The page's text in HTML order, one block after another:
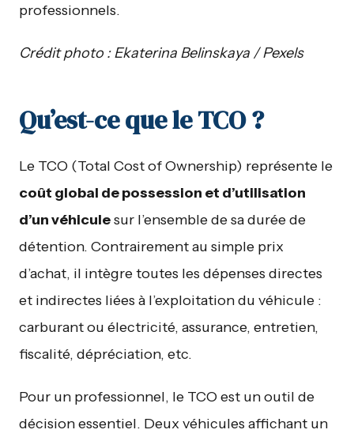
professionnels.
Crédit photo : Ekaterina Belinskaya / Pexels
Qu’est-ce que le TCO ?
Le TCO (Total Cost of Ownership) représente le
coût global de possession et d’utilisation
d’un véhiculesur l’ensemble de sa durée de
détention. Contrairement au simple prix
d’achat, il intègre toutes les dépenses directes
et indirectes liées à l’exploitation du véhicule :
carburant ou électricité, assurance, entretien,
fiscalité, dépréciation, etc.
Pour un professionnel, le TCO est un outil de
décision essentiel. Deux véhicules affichant un